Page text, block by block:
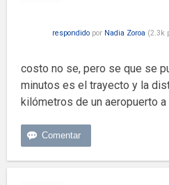
respondido por Nadia Zoroa (2.3k
costo no se, pero se que se
minutos es el trayecto y la
kilómetros de un aeropuerto